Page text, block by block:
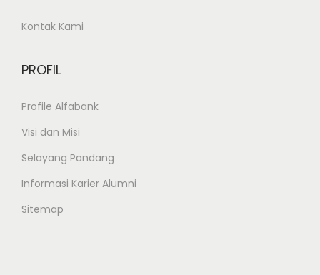
Kontak Kami
PROFIL
Profile Alfabank
Visi dan Misi
Selayang Pandang
Informasi Karier Alumni
Sitemap